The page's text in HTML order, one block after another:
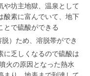
や坊主地獄、温泉として
酸素に富んでいて、地下
とで硫酸ができる
）ため、溶脱帯ができ
に乏しくなるので硫酸は
火の原因となった熱水